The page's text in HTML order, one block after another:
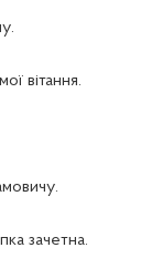
у.
вітання.
у.
зачетна.